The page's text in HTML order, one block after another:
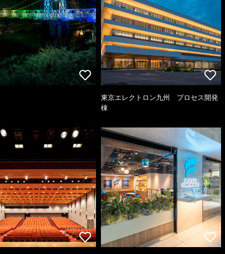
東京エレクトロン九州 プロセス開発
棟